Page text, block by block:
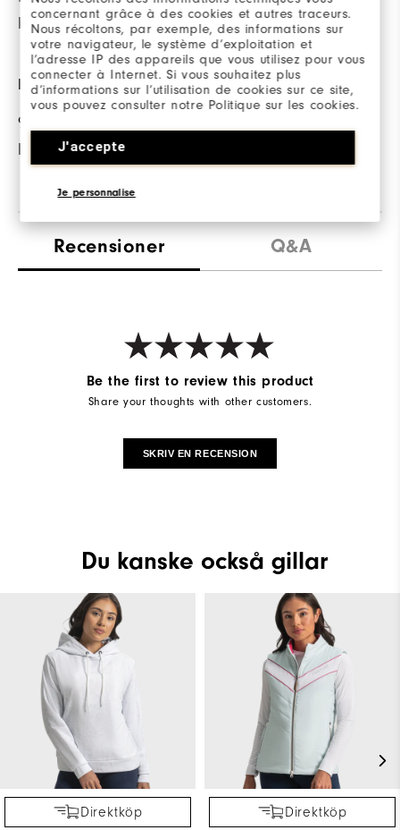
concernant grâce à des cookies et autres traceurs.
Nous récoltons, par exemple, des informations sur
votre navigateur, le système d’exploitation et
l’adresse IP des appareils que vous utilisez pour vous
connecter à Internet. Si vous souhaitez plus
d’informations sur l’utilisation de cookies sur ce site,
vous pouvez consulter notre Politique sur les cookies.
J'accepte
Je personnalise
banan ändras.
FABRIC
95% Nylon | 5%
Elastane
Recensioner Q&A
Be the first to review this product
Share your thoughts with other customers.
SKRIV EN RECENSION
Du kanske också gillar
Direktköp
Direktköp